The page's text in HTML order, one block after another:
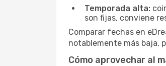
Temporada alta:
son fijas, conviene
Comparar fechas en
notablemente más baja,
Cómo aprovechar al